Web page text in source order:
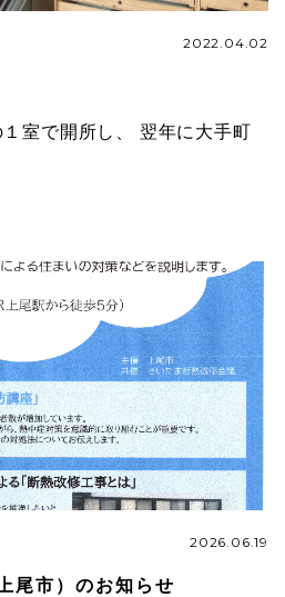
2022.04.02
室で開所し、 翌年に大手町
2026.06.19
尾市）のお知らせ